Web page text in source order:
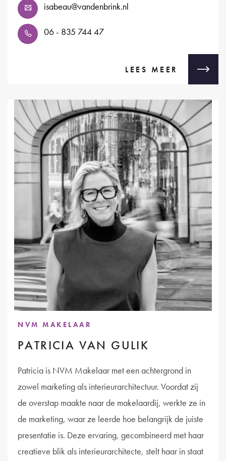
isabeau@vandenbrink.nl
06 - 835 744 47
LEES MEER
NVM MAKELAAR
PATRICIA VAN GULIK
Patricia is NVM Makelaar met een achtergrond in
zowel marketing als interieurarchitectuur. Voordat zij
de overstap maakte naar de makelaardij, werkte ze in
de marketing, waar ze leerde hoe belangrijk de juiste
presentatie is. Deze ervaring, gecombineerd met haar
creatieve blik als interieurarchitecte, stelt haar in staat